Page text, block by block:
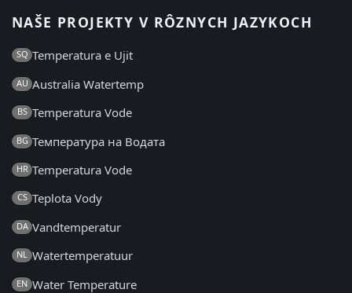
NAŠE PROJEKTY V RÔZNYCH JAZYKOCH
SQ Temperatura e Ujit
AU Australia Watertemp
BS Temperatura Vode
BG Температура на Водата
HR Temperatura Vode
CS Teplota Vody
DA Vandtemperatur
NL Watertemperatuur
EN Water Temperature